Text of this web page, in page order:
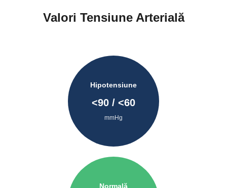
Valori Tensiune Arterială
Hipotensiune
<90 / <60
mmHg
Normală